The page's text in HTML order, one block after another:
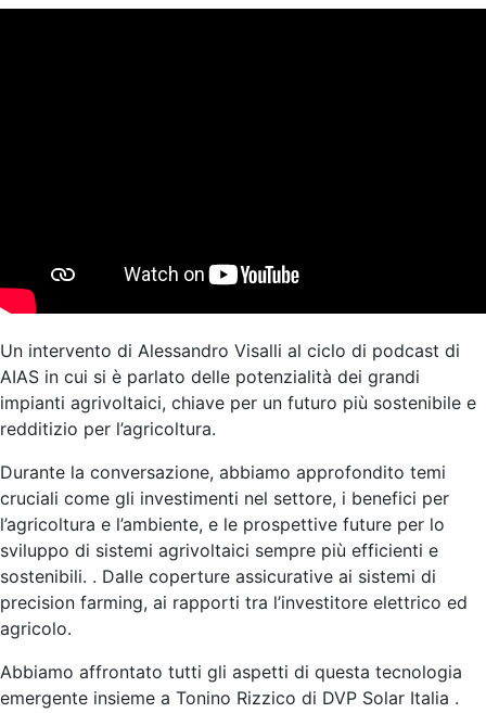
Un intervento di Alessandro Visalli al ciclo di podcast di
AIAS in cui si è parlato delle potenzialità dei grandi
impianti agrivoltaici, chiave per un futuro più sostenibile e
redditizio per l’agricoltura.
Durante la conversazione, abbiamo approfondito temi
cruciali come gli investimenti nel settore, i benefici per
l’agricoltura e l’ambiente, e le prospettive future per lo
sviluppo di sistemi agrivoltaici sempre più efficienti e
sostenibili. . Dalle coperture assicurative ai sistemi di
precision farming, ai rapporti tra l’investitore elettrico ed
agricolo.
Abbiamo affrontato tutti gli aspetti di questa tecnologia
emergente insieme a Tonino Rizzico di DVP Solar Italia .